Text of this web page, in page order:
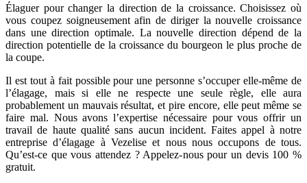
Élaguer pour changer la direction de la croissance. Choisissez où
vous coupez soigneusement afin de diriger la nouvelle croissance
dans une direction optimale. La nouvelle direction dépend de la
direction potentielle de la croissance du bourgeon le plus proche de
la coupe.
Il est tout à fait possible pour une personne s’occuper elle-même de
l’élagage, mais si elle ne respecte une seule règle, elle aura
probablement un mauvais résultat, et pire encore, elle peut même se
faire mal. Nous avons l’expertise nécessaire pour vous offrir un
travail de haute qualité sans aucun incident. Faites appel à notre
entreprise d’élagage à Vezelise et nous nous occupons de tous.
Qu’est-ce que vous attendez ? Appelez-nous pour un devis 100 %
gratuit.